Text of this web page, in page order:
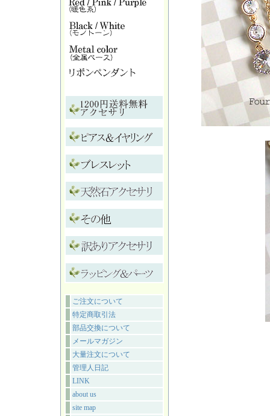
ご注文について
特定商取引法
部品交換について
メールマガジン
大量注文について
管理人日記
LINK
about us
site map